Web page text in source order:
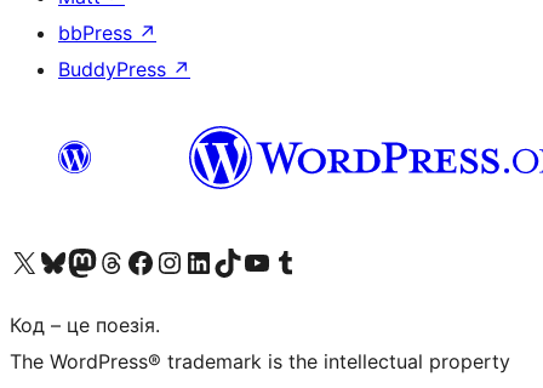
bbPress ↗
BuddyPress ↗
Visit our X (formerly Twitter) account
Visit our Bluesky account
Завітайте до нашої стрічки в Mastodon
Visit our Threads account
Завітайте на нашу сторінку в Facebook
Visit our Instagram account
Visit our LinkedIn account
Visit our TikTok account
Visit our YouTube channel
Visit our Tumblr account
Код – це поезія.
The WordPress® trademark is the intellectual property